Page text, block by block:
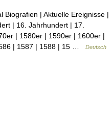
| Aktuelle Ereignisse |
| 16. Jahrhundert | 17.
| 1580er | 1590er | 1600er |
| 1587 | 1588 | 15 …
Deutsch